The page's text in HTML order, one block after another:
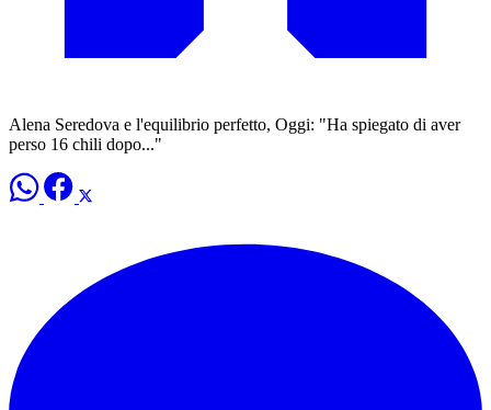
Alena Seredova e l'equilibrio perfetto, Oggi: "Ha spiegato di aver
perso 16 chili dopo..."